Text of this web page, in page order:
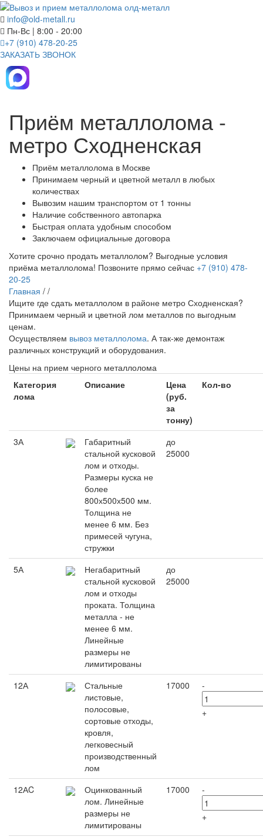
info@old-metall.ru
Пн-Вс | 8:00 - 20:00
+7 (910) 478-20-25
ЗАКАЗАТЬ ЗВОНОК
Приём металлолома -
метро Сходненская
Приём металлолома в Москве
Принимаем черный и цветной металл в любых
количествах
Вывозим нашим транспортом от 1 тонны
Наличие собственного автопарка
Быстрая оплата удобным способом
Заключаем официальные договора
Хотите срочно продать металлолом? Выгодные условия
приёма металлолома! Позвоните прямо сейчас +7 (910) 478-
20-25
Главная / /
Ищите где сдать металлолом в районе метро Сходненская?
Принимаем черный и цветной лом металлов по выгодным
ценам.
Осуществляем вывоз металлолома. А так-же демонтаж
различных конструкций и оборудования.
Цены на прием черного металлолома
Категория
лома
Описание
Цена
(руб.
за
тонну)
Кол-во
3А
Габаритный
стальной кусковой
лом и отходы.
Размеры куска не
более
800х500х500 мм.
Толщина не
менее 6 мм. Без
примесей чугуна,
стружки
до
25000
5А
Негабаритный
стальной кусковой
лом и отходы
проката. Толщина
металла - не
менее 6 мм.
Линейные
размеры не
лимитированы
до
25000
12А
Стальные
листовые,
полосовые,
сортовые отходы,
кровля,
легковесный
производственный
лом
17000 -
+
12АC
Оцинкованный
лом. Линейные
размеры не
лимитированы
17000 -
+